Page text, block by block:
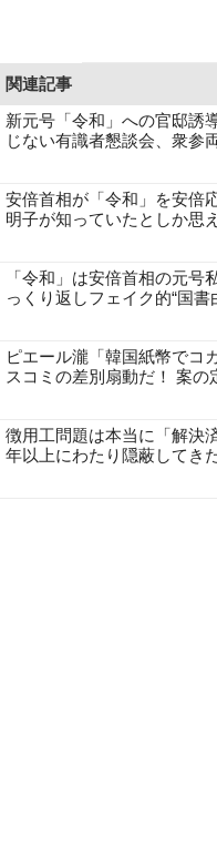
関連記事
新元号「令和」への官邸誘
じない有識者懇談会、衆参
安倍首相が「令和」を安倍
明子が知っていたとしか思
「令和」は安倍首相の元
っくり返しフェイク的“国書
ピエール瀧「韓国紙幣でコ
スコミの差別扇動だ！ 案
徴用工問題は本当に「解決
年以上にわたり隠蔽してき